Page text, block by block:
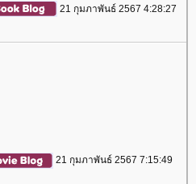
21 กุมภาพันธ์ 2567 4:28:27
21 กุมภาพันธ์ 2567 7:15:49